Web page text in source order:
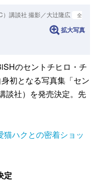
）講談社 撮影／大辻隆広
全
拡大写真
のセントチヒロ・チ
初となる写真集「セン
談社）を発売決定。先
猫ハクとの密着ショッ
定